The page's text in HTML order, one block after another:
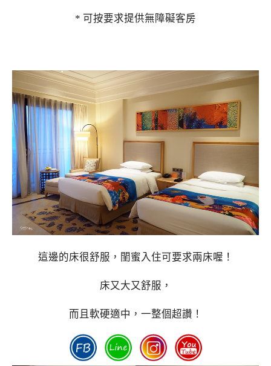
* 可按要求提供無障礙客房
這邊的床很舒服，閨蜜入住可要求兩床喔！
床又大又舒服，
而且軟硬適中，一整個超讚！